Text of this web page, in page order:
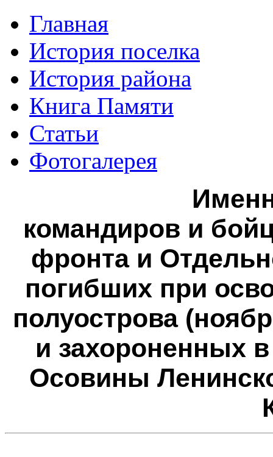
Главная
История поселка
История района
Книга Памяти
Статьи
Фотогалерея
командиров и
фронта и
погибших при
полуострова
и захороненных
Осовины